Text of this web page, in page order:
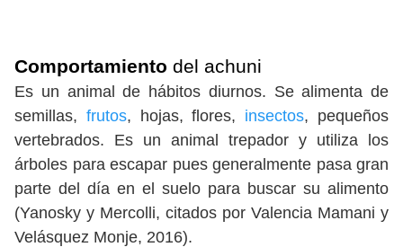
Comportamiento del achuni
Es un animal de hábitos diurnos. Se alimenta de
semillas, frutos, hojas, flores, insectos, pequeños
vertebrados. Es un animal trepador y utiliza los
árboles para escapar pues generalmente pasa gran
parte del día en el suelo para buscar su alimento
(Yanosky y Mercolli, citados por Valencia Mamani y
Velásquez Monje, 2016).